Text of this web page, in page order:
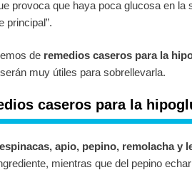
provoca que haya poca glucosa en la
principal”.
de remedios caseros para la
muy útiles para sobrellevarla.
caseros para la
apio, pepino, remolacha y
mientras que del pepino